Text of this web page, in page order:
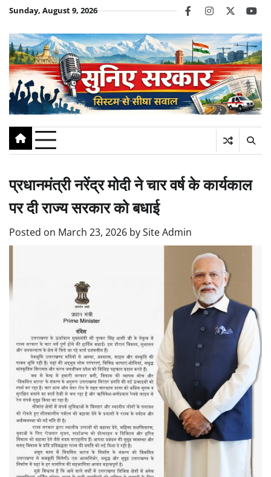
Skip
content
Sunday, August 9, 2026 facebookinstagram
twitter
प्रधानमंत्री नरेंद्र मोदी ने चार वर्ष के कार्यकाल
पर दी राज्य सरकार को बधाई
Posted on March 23, 2026 bySite Admin